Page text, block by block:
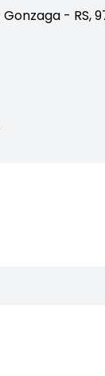
- RS,